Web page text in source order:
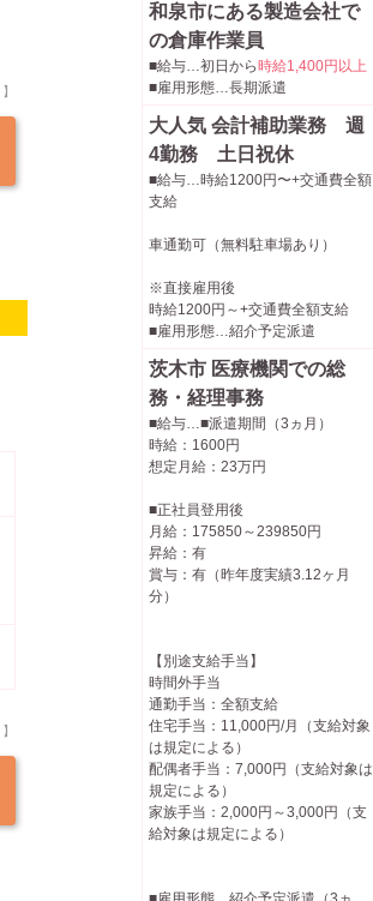
】
】
和泉市にある製造会社で
の倉庫作業員
■給与…初日から 時給1,400円以上
■雇用形態…長期派遣
大人気 会計補助業務 週
4勤務 土日祝休
■給与…時給1200円〜+交通費全額
支給
車通勤可（無料駐車場あり）
※直接雇用後
時給1200円～+交通費全額支給
■雇用形態…紹介予定派遣
茨木市 医療機関での総
務・経理事務
■給与…■派遣期間（3ヵ月）
時給：1600円
想定月給：23万円
■正社員登用後
月給：175850～239850円
昇給：有
賞与：有（昨年度実績3.12ヶ月
分）
【別途支給手当】
時間外手当
通勤手当：全額支給
住宅手当：11,000円/月（支給対象
は規定による）
配偶者手当：7,000円（支給対象は
規定による）
家族手当：2,000円～3,000円（支
給対象は規定による）